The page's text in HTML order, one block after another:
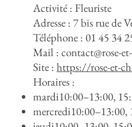
Activité : Fleuriste
Adresse : 7 bis rue de
Téléphone : 01 45 34
Mail : contact@rose-
Site : https://rose-et-
Horaires :
mardi10:00–13:00,
mercredi10:00–13:00,